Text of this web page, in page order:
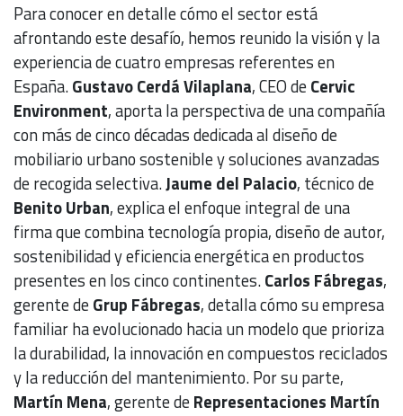
Para conocer en detalle cómo el sector está
afrontando este desafío, hemos reunido la visión y la
experiencia de cuatro empresas referentes en
España.Gustavo Cerdá Vilaplana, CEO deCervic
Environment, aporta la perspectiva de una compañía
con más de cinco décadas dedicada al diseño de
mobiliario urbano sostenible y soluciones avanzadas
de recogida selectiva.Jaume del Palacio, técnico de
Benito Urban, explica el enfoque integral de una
firma que combina tecnología propia, diseño de autor,
sostenibilidad y eficiencia energética en productos
presentes en los cinco continentes.Carlos Fábregas,
gerente deGrup Fábregas, detalla cómo su empresa
familiar ha evolucionado hacia un modelo que prioriza
la durabilidad, la innovación en compuestos reciclados
y la reducción del mantenimiento. Por su parte,
Martín Mena, gerente deRepresentaciones Martín